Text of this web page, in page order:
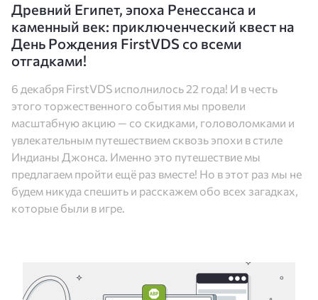
Древний Египет, эпоха Ренессанса и
каменный век: приключенческий квест на
День Рождения FirstVDS со всеми
отгадками!
6 декабря FirstVDS исполнилось 22 года! И в честь
этого торжественного события мы провели
масштабную акцию — со скидками, головоломками и
увлекательным путешествием сквозь эпохи в стиле
Индианы Джонса. Именно это путешествие мы
предлагаем пройти ещё раз вместе! Но в этот раз мы не
будем никуда спешить и расскажем обо всех загадках,
которые были в игре.